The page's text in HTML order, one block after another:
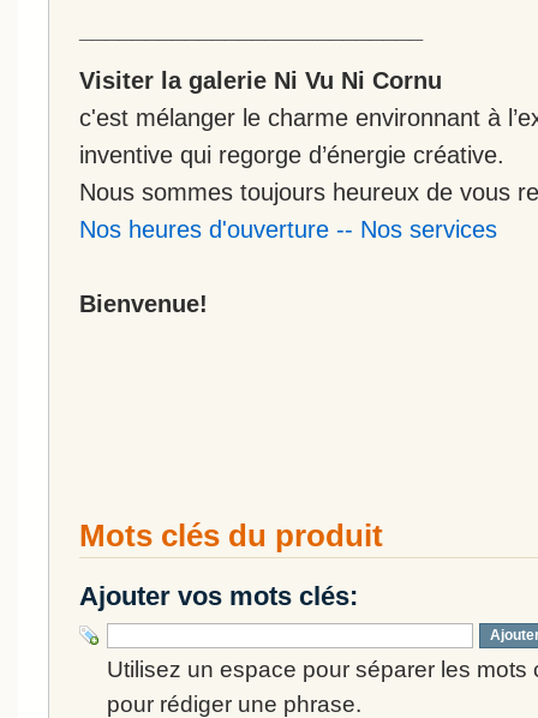
Visiter la galerie Ni Vu Ni Cornu
c'est mélanger le charme environnant à
inventive qui regorge d’énergie créative.
Nous sommes toujours heureux de vous
Nos heures d'ouverture -- Nos services
Bienvenue!
Mots clés du produit
Ajouter vos mots clés:
Utilisez un espace pour séparer les mots
pour rédiger une phrase.